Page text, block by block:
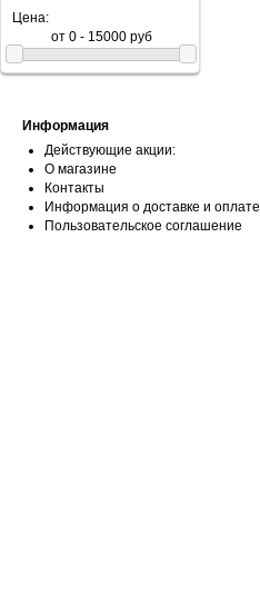
Цена:
Информация
Действующие акции:
О магазине
Контакты
Информация о доставке и оплате
Пользовательское соглашение